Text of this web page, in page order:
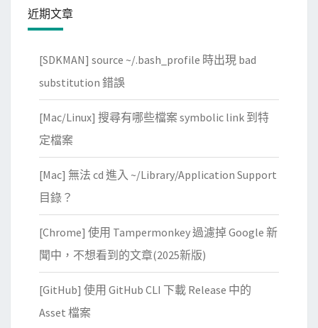
S
L
i
j
e
t
i
o
n
初
近期文章
[SDKMAN] source ~/.bash_profile 時出現 bad
substitution 錯誤
[Mac/Linux] 搜尋有哪些檔案 symbolic link 到特
定檔案
[Mac] 無法 cd 進入 ~/Library/Application Support
目錄？
[Chrome] 使用 Tampermonkey 過濾掉 Google 新
聞中，不想看到的文章(2025新版)
[GitHub] 使用 GitHub CLI 下載 Release 中的
Asset 檔案